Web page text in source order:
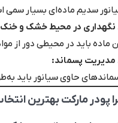
سدیم ماده‌ای بسیار سمی
نگهداری در محیط خشک و
ماده باید در محیطی دور از
مدیریت پسماند:
حاوی سیانور باید
پودر مارکت بهترین